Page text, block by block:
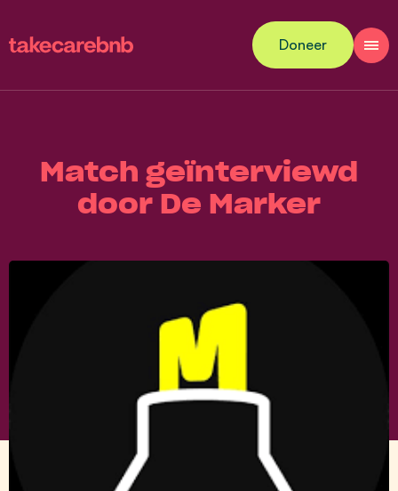
Doneer
Match geïnterviewd
door De Marker